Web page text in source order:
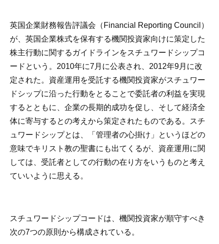
英国企業財務報告評議会（Financial Reporting Council）
が、英国企業株式を保有する機関投資家向けに策定した
株主行動に関するガイドラインをスチュワードシップコ
ードという。2010年に7月に公表され、2012年9月に改
定された。資産運用を受託する機関投資家がスチュワー
ドシップに沿った行動をとることで委託者の利益を実現
するとともに、企業の長期的成功を促し、そして経済全
体に寄与するとの考えから策定されたものである。スチ
ュワードシップとは、「管理者の心掛け」というほどの
意味でキリスト教の聖書にも出てくるが、資産運用に関
しては、受託者としての行動の在り方をいうものと考え
ていいように思える。
スチュワードシップコードは、機関投資家が順守すべき
次の7つの原則から構成されている。